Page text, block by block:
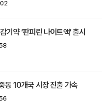
기약 ‘판피린 나이트액’ 출시
동 10개국 시장 진출 가속